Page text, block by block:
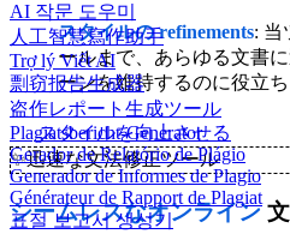
AI 작문 도우미
人工智慧寫作助手
Trợ lý Viết AI
剽窃报告生成器
盗作レポート生成ツール
Plagiatsbericht-Generator
Gerador de Relatório de Plágio
Generador de Informes de Plagio
Générateur de Rapport de Plagiat
표절 보고서 생성기
スタイルの refinements: 当
ールまで、あらゆる文書
ーンを維持するのに役立ち
スタイルを向上させる
✨迅速な文法修正ツール
シームレスなオンライン文